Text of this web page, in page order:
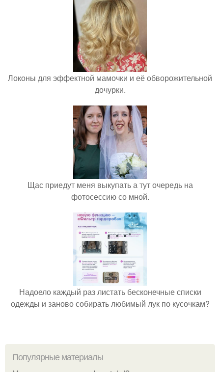
Локоны для эффектной мамочки и её обворожительной
дочурки.
Щас приедут меня выкупать а тут очередь на
фотосессию со мной.
Надоело каждый раз листать бесконечные списки
одежды и заново собирать любимый лук по кусочкам?
Популярные материалы